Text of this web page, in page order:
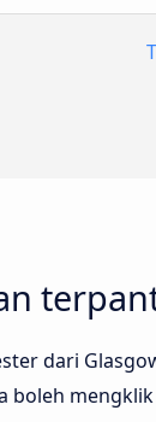
dari
boleh